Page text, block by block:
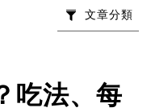
文章分類
吃法、每